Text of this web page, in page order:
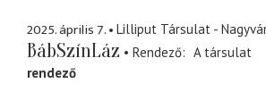
2025. április 7. Lilliput Társulat -
BábSzínLáz Rendező
A társulat
rendező